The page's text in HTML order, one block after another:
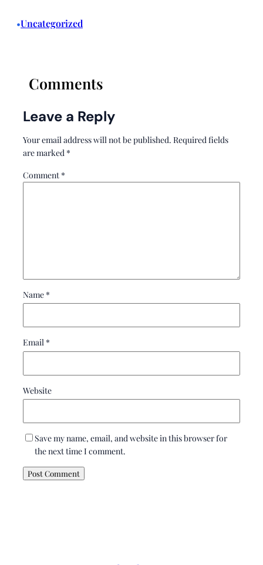
•Uncategorized
Comments
Leave a Reply
Your email address will not be published. Required fields
are marked *
Comment *
Name *
Email *
Website
Save my name, email, and website in this browser for
the next time I comment.